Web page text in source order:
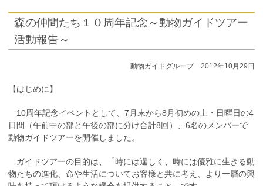
森の仲間たち１０周年記念～動物ガイドツアー
活動報告～
動物ガイドグループ 2012年10月29日
【はじめに】
10周年記念イベントとして、7月末から8月初めの土・日曜日の4
日間（午前中の部と午後の部に分け合計8回）、6名のメンバーで
動物ガイドツアーを開催しました。
ガイドツアーの目的は、「時には逞しく、時には優雅に生きる動
物たちの進化、命や生活についてお客様と共に考え、より一層の興